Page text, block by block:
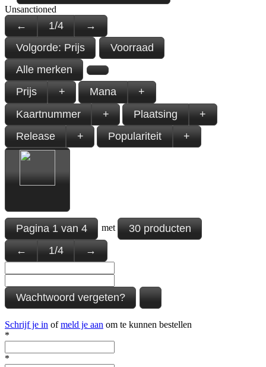
Unsanctioned
← 1/4
→
Volgorde: Prijs
Voorraad
Alle merken
Prijs
+ Mana
+
Kaartnummer
+ Plaatsing
+
Release
+ Populariteit +
Pagina1van4 met
30 producten
←
1/4 →
Wachtwoord vergeten?
Schrijf je in ofmeld je aan om te kunnen bestellen
*
*